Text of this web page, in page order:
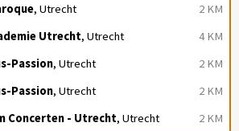
2 KM
, Utrecht
4 KM
Utrecht, Utrecht
2 KM
Passion, Utrecht
2 KM
Passion, Utrecht
2 KM
Concerten - Utrecht, Utrecht